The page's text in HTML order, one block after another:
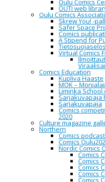
Oulu Comics
OUTI web
Oulu Comics
Skrew You! -
Safer Space
Comics
A Stipend for
Virtual Comics
Comics Education
Kupliva Haaste
MOK –
Liminka School
Sarjakuvapaja
Sarjakuvapaja
Comics
2020
Culture magazine
Northern
Comics
Comics
Nordic Comics
Comics
Comics
Comics
Comics
Comics
klo 12
Turun Sarjakuvakauppa avaa
Sarjakuvakeskuksen
8.8. klo 12-19.
Turun Sarjakuvakaupassa
Ranta, Ilpo Koskela, Mari
Kukko. Ohjelmassa on koko
työpaja, ylittämättömiä
näyttelyopastus.
Syyskauden avajaisissa
kaunis täytyy tuhota -
asiakastiloissa. Taiteilija on
myynnissä on rajattu erä
omakustannejulkaisua.
12-19 Oulun
12-14 Koko perheen
sanoitetaan Mari Ahokoivun